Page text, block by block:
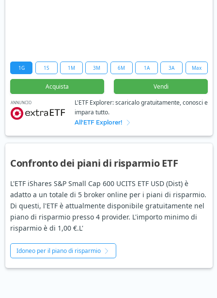
1G 1S 1M 3M 6M 1A 3A Max
Acquista Vendi
ANNUNCIO
L'ETF Explorer: scaricalo gratuitamente, conosci e
impara tutto.
All'ETF Explorer!
Confronto dei piani di risparmio ETF
L'ETF iShares S&P Small Cap 600 UCITS ETF USD (Dist) è
adatto a un totale di 5 broker online per i piani di risparmio.
Di questi, l'ETF è attualmente disponibile gratuitamente nel
piano di risparmio presso 4 provider. L'importo minimo di
risparmio è di 1,00 €.L'
Idoneo per il piano di risparmio